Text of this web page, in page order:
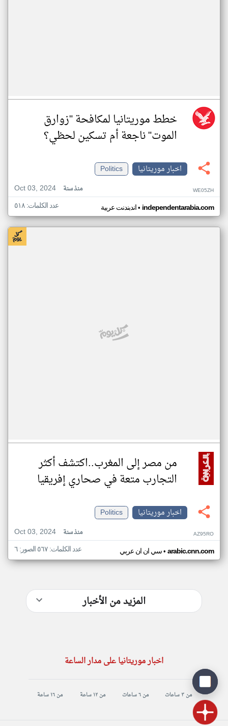
خطط موريتانيا لمكافحة "زوارق
الموت" ناجعة أم تسكين لحظي؟
اخبار موريتانيا
Politics
Oct 03, 2024
منذ سنة WE05ZH
اندبندنت عربية• independentarabia.com عدد الكلمات: ٥١٨
من مصر إلى المغرب..اكتشف أكثر
التجارب متعة في صحاري إفريقيا
اخبار موريتانيا
Politics
Oct 03, 2024
منذ سنة AZ95RO
سي ان ان عربي• arabic.cnn.com عدد الكلمات: ٥٦٧ الصور: ٦
المزيد من الأخبار
اخبار موريتانيا على مدار الساعة
من ٣ ساعات من ٦ ساعات من ١٢ ساعة من ١٦ ساعة